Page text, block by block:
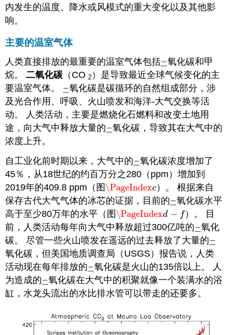
内发生的温度、降水或风模式的重大变化以及其他影
响。
主要的温室气体
人类直接排放的最重要的温室气体包括二氧化碳和甲
烷。二氧化碳 （CO 2 ）是导致最近全球气候变化的主
要温室气体。
二氧化碳是碳循环的自然组成部分，涉
及光合作用、呼吸、火山喷发和海洋-大气交换等活
动。 人类活动，主要是燃烧化石燃料和改变土地用
途，向大气中释放大量的二氧化碳，导致其在大气中的
浓度上升。
自工业化前时期以来，大气中的二氧化碳浓度增加了
45％，从18世纪的约百万分之280（ppm）增加到
2019年的409.8 ppm（图 \PageIndexc
\PageIndexc）。 根据来自
保存古代大气气体的冰芯的证据，目前的二氧化碳水平
高于至少80万年的水平（图 \PageIndexd − f
\PageIndexd−f
）。 目
前，人类活动每年向大气中释放超过300亿吨的二氧化
碳。尽管一些火山喷发在遥远的过去释放了大量的二
氧化碳，但美国地质调查局（USGS）报告说，人类
活动现在每年排放的二氧化碳是火山的135倍以上。 人
为造成的二氧化碳在大气中的积聚就像一个装满水的浴
缸，水龙头流出的水比排水管可以带走的还要多。